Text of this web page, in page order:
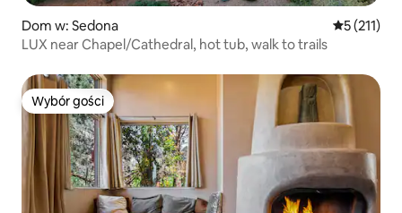
Dom w: Sedona Średnia
5 (211)
LUX near Chapel/Cathedral, hot tub, walk to trails
Wybór gości
Wybór gości